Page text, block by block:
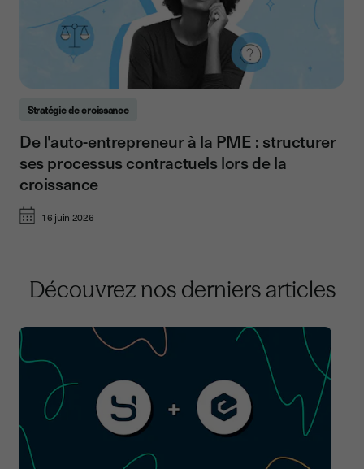
Stratégie de croissance
16 juin 2026
De l'auto-entrepreneur à la PME : structurer
ses processus contractuels lors de la
croissance
Découvrez nos derniers articles